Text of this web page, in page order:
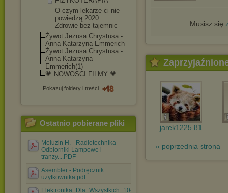
O czym lekarze ci nie
powiedzą 2020
Zdrowie bez tajemnic
Żywot Jezusa Chrystusa -
Anna Katarzyna Emmerich
Żywot Jezusa Chrystusa -
Anna Katarzyna
Emmerich(1)
💗 NOWOSCI FILMY 💗
Pokazuj foldery i treści
Ostatnio pobierane pliki
Meluzin H. - Radiotechnika
Odbiorniki Lampowe i
tranzy....PDF
Asembler - Podręcznik
użytkownika.pdf
Elektronika_Dla_Wszystkich_10-
Musisz się
jarek1225.81
« poprzednia strona